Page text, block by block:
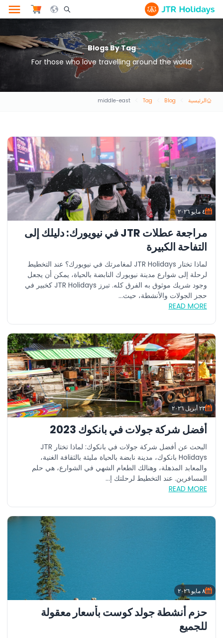
Search Opener Icon
Blogs By Tag
For those who love travelling around the world
الرئيسية Blog
Tag
middle-east
٤ مايو ٢٠٢٦
مراجعة عطلات JTR في نيويورك: دليلك إلى
التفاحة الكبيرة
لماذا تختار JTR Holidays لمغامرتك في نيويورك؟ عند التخطيط
لرحلة إلى شوارع مدينة نيويورك النابضة بالحياة، يمكن أن يجعل
وجود شريك موثوق به الفرق كله. تبرز JTR Holidays كخبير في
حجز الجولات والأنشطة، حيث...
READ MORE
٢٣ أبريل ٢٠٢٦
أفضل شركة جولات في بانكوك 2023
البحث عن أفضل شركة جولات في بانكوك: لماذا تختار JTR
Holidays بانكوك، مدينة نابضة بالحياة مليئة بالثقافة الغنية،
والمعابد المذهلة، وهنالك الطعام الشهي في الشوارع، هي حلم
المسافرين. عند التخطيط لرحلتك إ...
READ MORE
٨ مايو ٢٠٢٦
حزم أنشطة جولد كوست بأسعار معقولة
للجميع